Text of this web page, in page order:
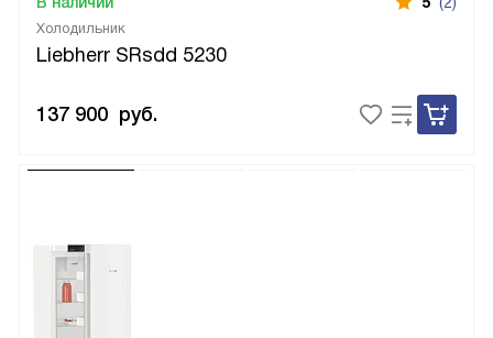
Холодильник
Liebherr SRsdd 5230
137 900 руб.